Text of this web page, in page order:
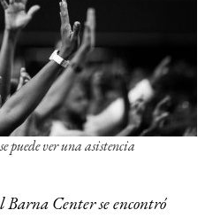
puede ver una asistencia
Barna Center se encontró